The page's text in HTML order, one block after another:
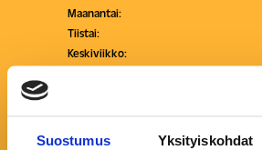
Suostumus Yksityiskohdat
Maanantai:
Tiistai:
Keskiviikko:
Sunnuntai: